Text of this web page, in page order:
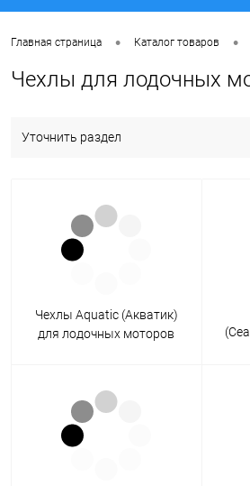
Главная страница • Каталог товаров •
Чехлы для лодочных
Уточнить раздел
Чехлы Aquatic (Акватик)
для лодочных моторов